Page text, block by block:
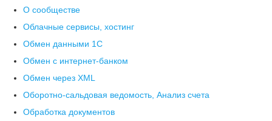
О сообществе
Облачные сервисы, хостинг
Обмен данными 1С
Обмен с интернет-банком
Обмен через XML
Оборотно-сальдовая ведомость, Анализ счета
Обработка документов